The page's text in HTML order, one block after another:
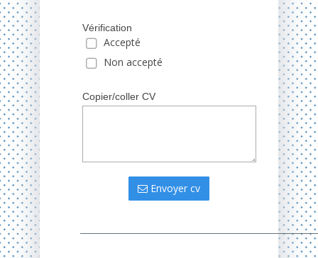
Vérification
Accepté
Non accepté
Copier/coller CV
Envoyer cv